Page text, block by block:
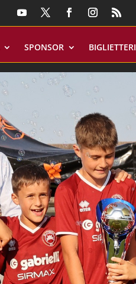
SPONSOR